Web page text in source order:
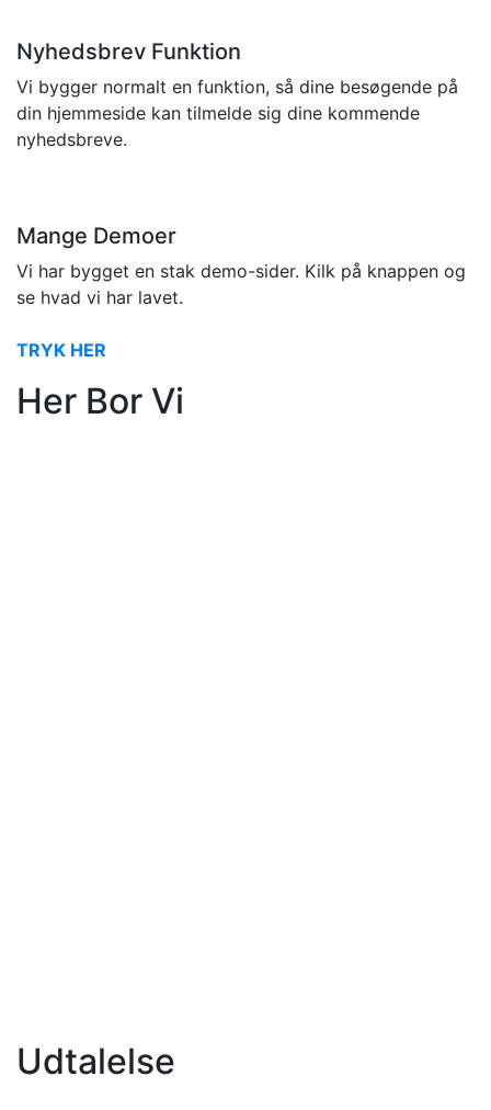
Nyhedsbrev Funktion
Vi bygger normalt en funktion, så dine besøgende på
din hjemmeside kan tilmelde sig dine kommende
nyhedsbreve.
Mange Demoer
Vi har bygget en stak demo-sider. Kilk på knappen og
se hvad vi har lavet.
TRYK HER
Her Bor Vi
Udtalelse